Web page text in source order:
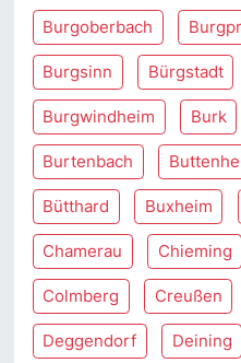
Burgoberbach
Burgsinn Bürgstadt
Burgwindheim Burk
Burtenbach
Bütthard Buxheim
Chamerau Chieming
Colmberg Creußen
Deggendorf Deining